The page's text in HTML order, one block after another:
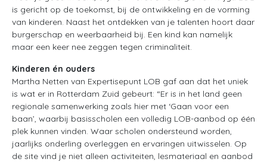
is gericht op de toekomst, bij de ontwikkeling en de vorming
van kinderen. Naast het ontdekken van je talenten hoort daar
burgerschap en weerbaarheid bij. Een kind kan namelijk
maar een keer nee zeggen tegen criminaliteit.
Kinderen én ouders
Martha Netten van Expertisepunt LOB gaf aan dat het uniek
is wat er in Rotterdam Zuid gebeurt: “Er is in het land geen
regionale samenwerking zoals hier met ‘Gaan voor een
baan’, waarbij basisscholen een volledig LOB-aanbod op één
plek kunnen vinden. Waar scholen ondersteund worden,
jaarlijks onderling overleggen en ervaringen uitwisselen. Op
de site vind je niet alleen activiteiten, lesmateriaal en aanbod